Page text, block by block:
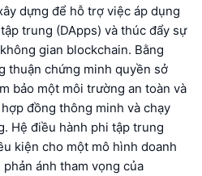
dựng để hỗ trợ việc áp dụng
trung (DApps) và thúc đẩy sự
gian blockchain. Bằng
thuận chứng minh quyền sở
bảo một môi trường an toàn và
đồng thông minh và chạy
Hệ điều hành phi tập trung
kiện cho một mô hình doanh
ánh tham vọng của